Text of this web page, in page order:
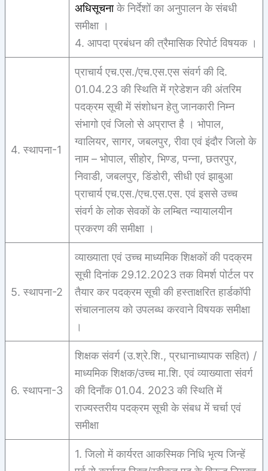
अधिसूचनाके निर्देशों का अनुपालन के संबधी
समीक्षा ।
4. आपदा प्रबंधन की त्रैमासिक रिपोर्ट विषयक ।
4. स्थापना-1
प्राचार्य एच.एस./एच.एस.एस संवर्ग की दि.
01.04.23 की स्थिति में ग्रेडेशन की अंतरिम
पदक्रम सूची में संशोधन हेतु जानकारी निम्न
संभागो एवं जिलो से अप्राप्त है । भोपाल,
ग्वालियर, सागर, जबलपुर, रीवा एवं इंदौर जिलो के
नाम – भोपाल, सीहोर, भिण्ड, पन्ना, छतरपुर,
निवाडी, जबलपुर, डिंडोरी, सीधी एवं झाबुआ
प्राचार्य एच.एस./एच.एस.एस. एवं इससे उच्च
संवर्ग के लोक सेवकों के लम्बित न्यायालयीन
प्रकरण की समीक्षा ।
5. स्थापना-2
व्याख्याता एवं उच्च माध्यमिक शिक्षकों की पदक्रम
सूची दिनांक 29.12.2023 तक विमर्श पोर्टल पर
तैयार कर पदक्रम सूची की हस्ताक्षरित हार्डकॉपी
संचालनालय को उपलब्ध करवाने विषयक समीक्षा
।
6. स्थापना-3
शिक्षक संवर्ग (उ.श्रे.शि., प्रधानाध्यापक सहित) /
माध्यमिक शिक्षक/उच्च मा.शि. एवं व्याख्याता संवर्ग
की दिनाँक 01.04. 2023 की स्थिति में
राज्यस्तरीय पदक्रम सूची के संबध में चर्चा एवं
समीक्षा
1. जिलो में कार्यरत आकस्मिक निधि भृत्य जिन्हें